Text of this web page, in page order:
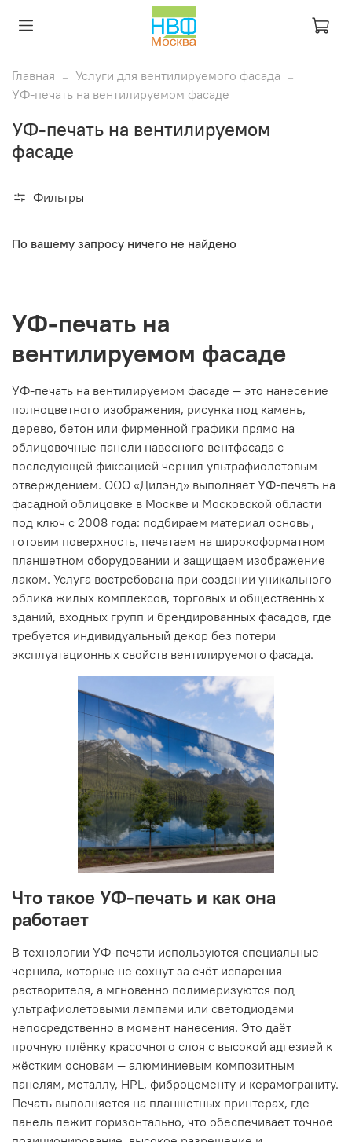
Главная
Услуги для вентилируемого фасада
УФ-печать на вентилируемом фасаде
УФ-печать на вентилируемом
фасаде
Фильтры
По вашему запросу ничего не найдено
УФ-печать на
вентилируемом фасаде
УФ-печать на вентилируемом фасаде — это нанесение
полноцветного изображения, рисунка под камень,
дерево, бетон или фирменной графики прямо на
облицовочные панели навесного вентфасада с
последующей фиксацией чернил ультрафиолетовым
отверждением. ООО «Дилэнд» выполняет УФ-печать на
фасадной облицовке в Москве и Московской области
под ключ с 2008 года: подбираем материал основы,
готовим поверхность, печатаем на широкоформатном
планшетном оборудовании и защищаем изображение
лаком. Услуга востребована при создании уникального
облика жилых комплексов, торговых и общественных
зданий, входных групп и брендированных фасадов, где
требуется индивидуальный декор без потери
эксплуатационных свойств вентилируемого фасада.
Что такое УФ-печать и как она
работает
В технологии УФ-печати используются специальные
чернила, которые не сохнут за счёт испарения
растворителя, а мгновенно полимеризуются под
ультрафиолетовыми лампами или светодиодами
непосредственно в момент нанесения. Это даёт
прочную плёнку красочного слоя с высокой адгезией к
жёстким основам — алюминиевым композитным
панелям, металлу, HPL, фиброцементу и керамограниту.
Печать выполняется на планшетных принтерах, где
панель лежит горизонтально, что обеспечивает точное